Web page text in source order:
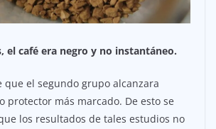
el café era negro y no instantáneo.
que el segundo grupo alcanzara
protector más marcado. De esto se
los resultados de tales estudios no